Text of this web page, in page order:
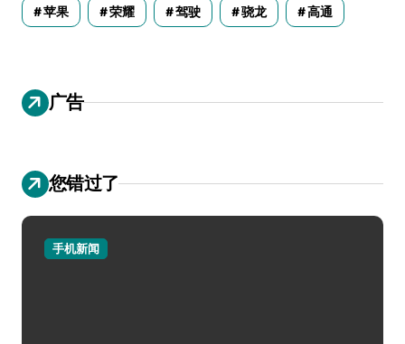
苹果 荣耀 驾驶 骁龙 高通
广告
您错过了
手机新闻